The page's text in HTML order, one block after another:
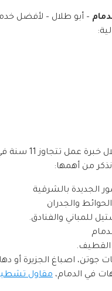
– أبو طلال – لأفضل
بفضل
من أهمها:
الجديدة بالشرقية
والجدران
للمباني والفنادق.
القطيف.
جوتن، اصباغ الجزيرة أو
في الدمام، مقاول